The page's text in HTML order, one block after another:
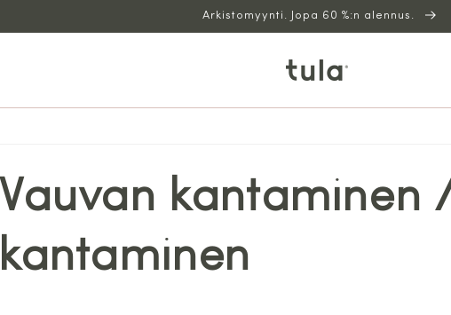
Arkistomyynti. Jopa 60 %:n alennus.
Vauvan kantaminen
kantaminen